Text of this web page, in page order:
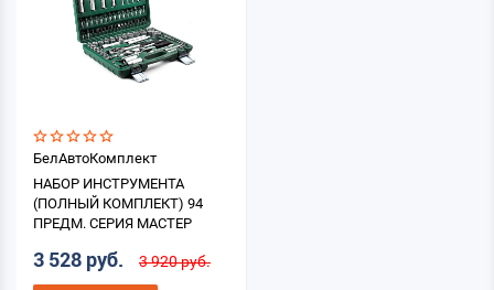
БелАвтоКомплект
НАБОР ИНСТРУМЕНТА
(ПОЛНЫЙ КОМПЛЕКТ) 94
ПРЕДМ. СЕРИЯ МАСТЕР
3 528 руб. 3 920 руб.